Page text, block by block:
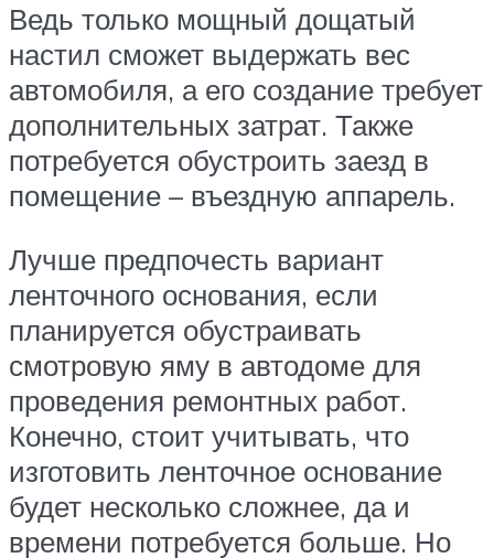
Ведь только мощный дощатый
настил сможет выдержать вес
автомобиля, а его создание требует
дополнительных затрат. Также
потребуется обустроить заезд в
помещение – въездную аппарель.
Лучше предпочесть вариант
ленточного основания, если
планируется обустраивать
смотровую яму в автодоме для
проведения ремонтных работ.
Конечно, стоит учитывать, что
изготовить ленточное основание
будет несколько сложнее, да и
времени потребуется больше. Но